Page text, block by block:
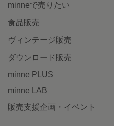
minneで売りたい
食品販売
ヴィンテージ販売
ダウンロード販売
minne PLUS
minne LAB
販売支援企画・イベント